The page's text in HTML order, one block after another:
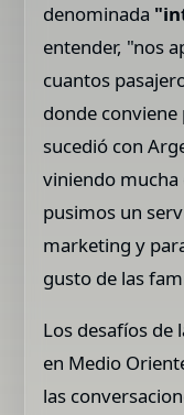
denominada
entender, "nos
cuantos
donde
sucedió con
viniendo
pusimos un
marketing y
gusto de las
Los desafíos de
en Medio
las